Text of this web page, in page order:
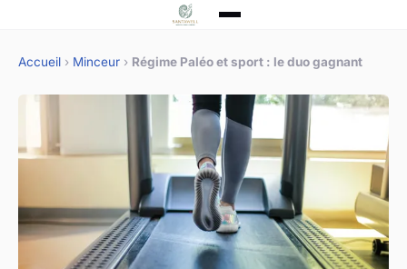
Accueil › Minceur › Régime Paléo et sport : le duo gagnant